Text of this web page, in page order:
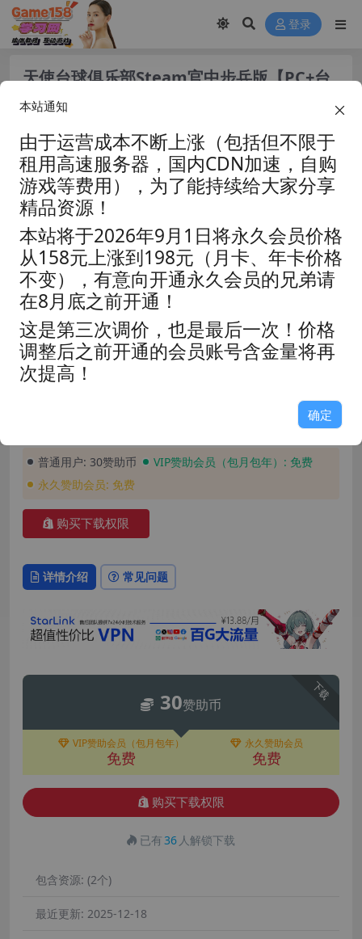
登录
天使台球俱乐部Steam官中步兵版【PC+台
球宝贝SLG/日系ADV/调教】/Angel
Club【1G】2025 .12.16发售
资源分类:☆休闲益智☆
浏览热度: (11.3K)
发布时间: 2025-12-18
玩家评分: 9.0
普通用户: 30赞助币 VIP赞助会员（包月包年）: 免费
永久赞助会员: 免费
购买下载权限
详情介绍 常见问题
下载
30赞助币
VIP赞助会员（包月包年）
免费
永久赞助会员
免费
购买下载权限
已有36 人解锁下载
包含资源: (2个)
最近更新: 2025-12-18
本站通知
由于运营成本不断上涨（包括但不限于
租用高速服务器，国内CDN加速，自购
游戏等费用），为了能持续给大家分享
精品资源！
本站将于2026年9月1日将永久会员价格
从158元上涨到198元（月卡、年卡价格
不变），有意向开通永久会员的兄弟请
在8月底之前开通！
这是第三次调价，也是最后一次！价格
调整后之前开通的会员账号含金量将再
次提高！
确定